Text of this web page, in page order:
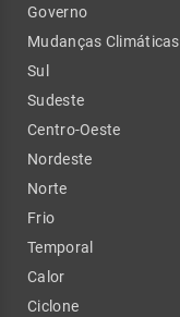
Governo
Mudanças Climáticas
Sul
Sudeste
Centro-Oeste
Nordeste
Norte
Frio
Temporal
Calor
Ciclone